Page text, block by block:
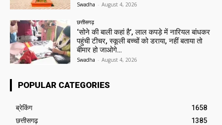
Swadha - August 4, 2026
छत्तीसगढ़
‘सोने की बाली कहां है’, लाल कपड़े में नारियल बांधकर
पहुंची टीचर, स्कूली बच्चों को डराया, नहीं बताया तो
बीमार हो जाओगे…
Swadha - August 4, 2026
POPULAR CATEGORIES
ब्रेकिंग
1658
छत्तीसगढ़
1385